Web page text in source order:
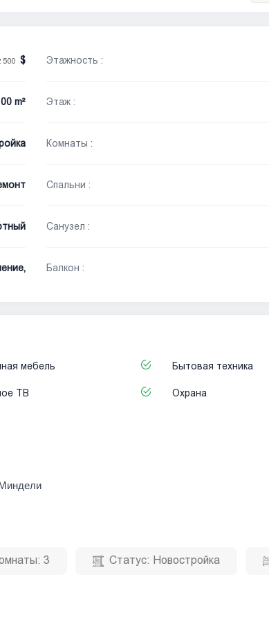
500
m²
Этажность :
Этаж :
Комнаты :
Спальни :
Санузел :
Балкон :
мебель Бытовая техника
ТВ Охрана
3 Статус: Новостройка